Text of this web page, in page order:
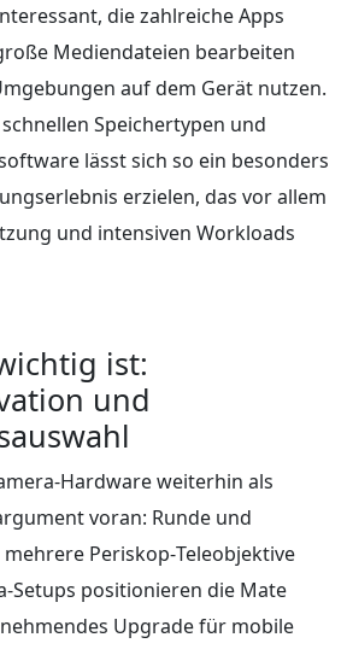
die zahlreiche Apps
Mediendateien bearbeiten
auf dem Gerät nutzen.
Speichertypen und
lässt sich so ein besonders
erzielen, das vor allem
und intensiven Workloads
ist:
und
weiterhin als
voran: Runde und
Periskop‑Teleobjektive
positionieren die Mate
Upgrade für mobile